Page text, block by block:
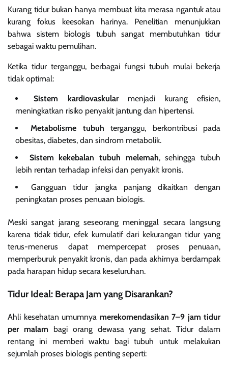
Kurang tidur bukan hanya membuat kita merasa ngantuk atau
kurang fokus keesokan harinya. Penelitian menunjukkan
bahwa sistem biologis tubuh sangat membutuhkan tidur
sebagai waktu pemulihan.
Ketika tidur terganggu, berbagai fungsi tubuh mulai bekerja
tidak optimal:
Sistem kardiovaskularmenjadi kurang efisien,
meningkatkan risiko penyakit jantung dan hipertensi.
Metabolisme tubuh terganggu, berkontribusi pada
obesitas, diabetes, dan sindrom metabolik.
Sistem kekebalan tubuh melemah, sehingga tubuh
lebih rentan terhadap infeksi dan penyakit kronis.
Gangguan tidur jangka panjang dikaitkan dengan
peningkatan proses penuaan biologis.
Meski sangat jarang seseorang meninggal secara langsung
karena tidak tidur, efek kumulatif dari kekurangan tidur yang
terus-menerus dapat mempercepat proses penuaan,
memperburuk penyakit kronis, dan pada akhirnya berdampak
pada harapan hidup secara keseluruhan.
Tidur Ideal: Berapa Jam yang Disarankan?
Ahli kesehatan umumnya merekomendasikan 7–9 jam tidur
per malam bagi orang dewasa yang sehat. Tidur dalam
rentang ini memberi waktu bagi tubuh untuk melakukan
sejumlah proses biologis penting seperti: